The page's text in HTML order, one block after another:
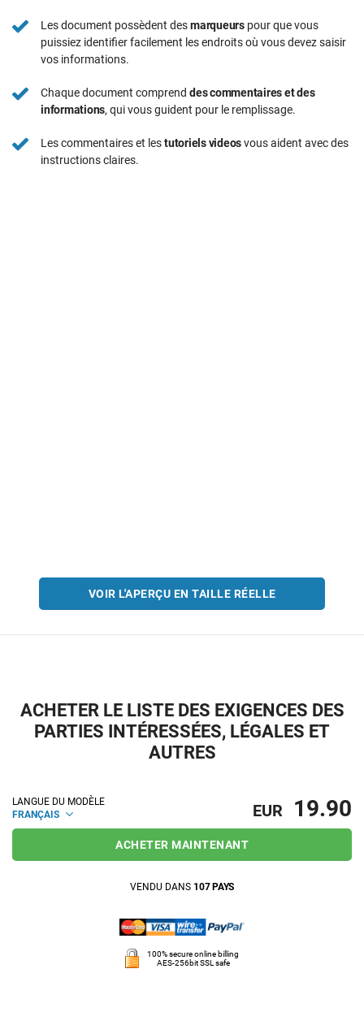
Les document possèdent desmarqueurspour que vous
puissiez identifier facilement les endroits où vous devez saisir
vos informations.
Chaque document comprend des commentaires et des
informations, qui vous guident pour le remplissage.
Les commentaires et lestutoriels videosvous aident avec des
instructions claires.
VOIR L'APERÇU EN TAILLE RÉELLE
ACHETER LE LISTE DES EXIGENCES DES
PARTIES INTÉRESSÉES, LÉGALES ET
AUTRES
LANGUE DU MODÈLE
FRANÇAIS
EUR 19.90
ACHETER MAINTENANT
VENDU DANS 107 PAYS
100% secure online billing
AES-256bit SSL safe